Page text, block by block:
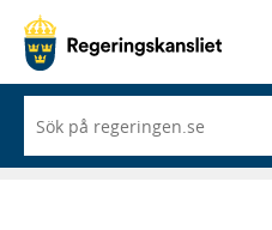
du
börjar
skriva